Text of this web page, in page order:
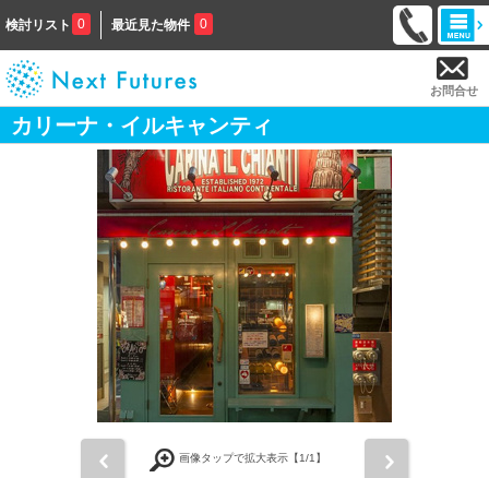
検討リスト 0 最近見た物件 0
お問合せ
カリーナ・イルキャンティ
画像タップで拡大表示【1/1】